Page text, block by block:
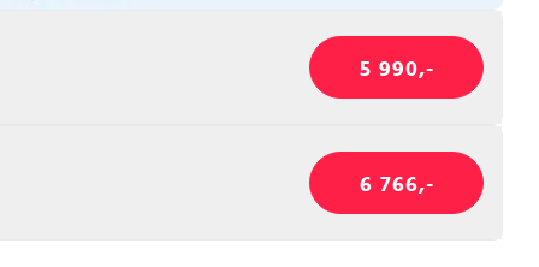
5 990,-
6 766,-